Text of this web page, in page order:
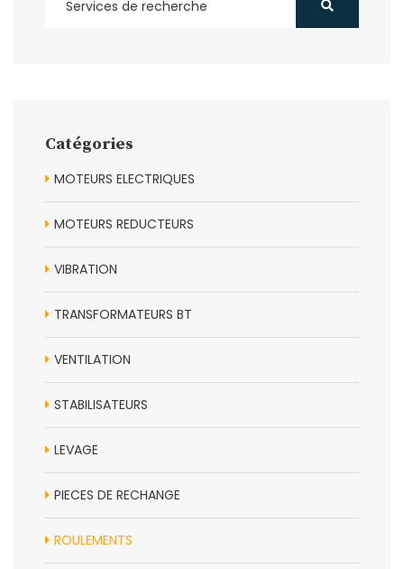
Catégories
MOTEURS ELECTRIQUES
MOTEURS REDUCTEURS
VIBRATION
TRANSFORMATEURS BT
VENTILATION
STABILISATEURS
LEVAGE
PIECES DE RECHANGE
ROULEMENTS